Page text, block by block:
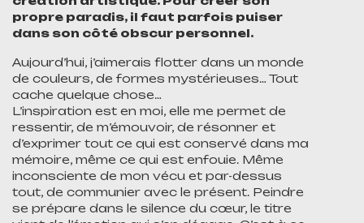
propre paradis, il faut parfois puiser
dans son côté obscur personnel.
Aujourd’hui, j’aimerais flotter dans un monde
de couleurs, de formes mystérieuses… Tout
cache quelque chose…
L’inspiration est en moi, elle me permet de
ressentir, de m’émouvoir, de résonner et
d’exprimer tout ce qui est conservé dans ma
mémoire, même ce qui est enfouie. Même
inconsciente de mon vécu et par-dessus
tout, de communier avec le présent. Peindre
se prépare dans le silence du cœur, le titre